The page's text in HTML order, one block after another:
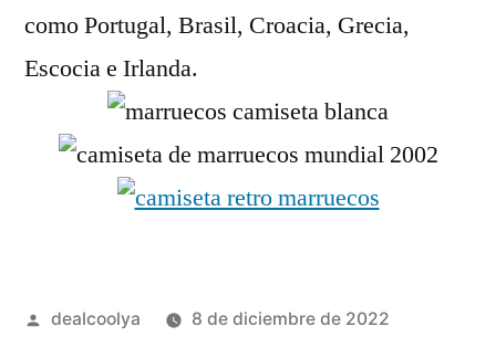
como Portugal, Brasil, Croacia, Grecia,
Escocia e Irlanda.
Publicado
dealcoolya
8 de diciembre de 2022